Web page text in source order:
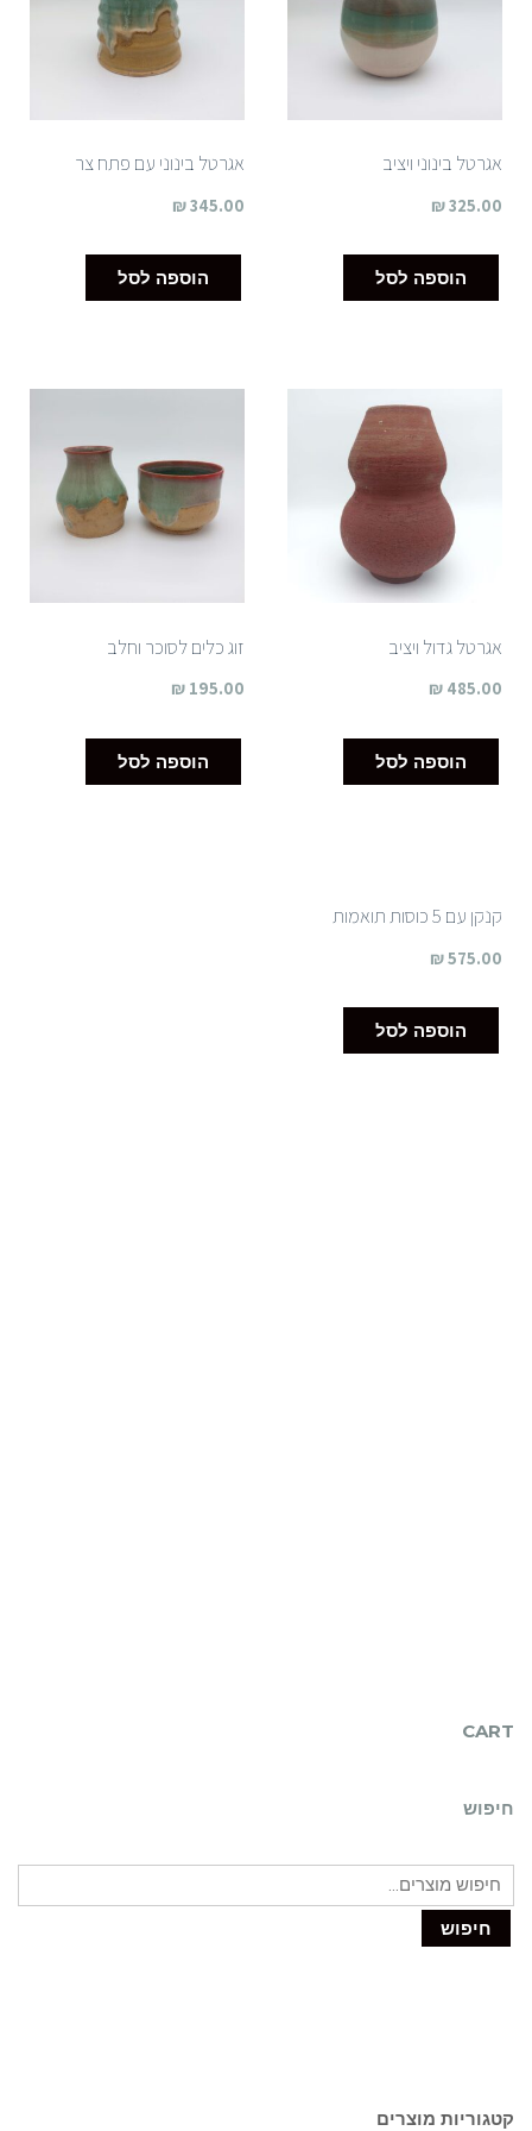
אגרטל בינוני ויציב
₪325.00
הוספה לסל
אגרטל בינוני עם פתח צר
₪345.00
הוספה לסל
אגרטל גדול ויציב
₪ 485.00
הוספה לסל
זוג כלים לסוכר וחלב
₪195.00
הוספה לסל
קנקן עם 5 כוסות תואמות
₪575.00
הוספה לסל
CART
חיפוש
חיפוש
קטגוריות מוצרים